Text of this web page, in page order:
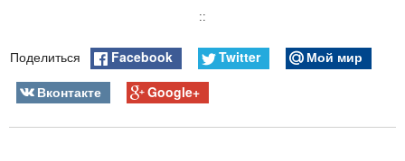
::
Поделиться Facebook Twitter
Мой мир
Вконтакте
Google+